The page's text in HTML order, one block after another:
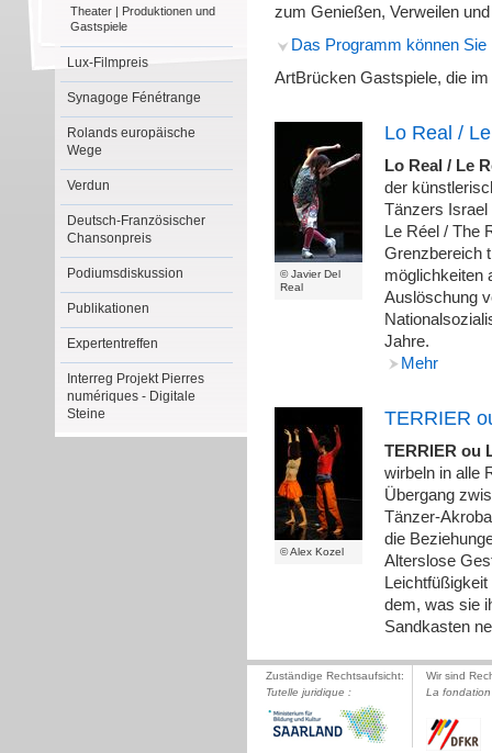
Theater | Produktionen und
Gastspiele
Lux-Filmpreis
Synagoge Fénétrange
Rolands europäische
Wege
Verdun
Deutsch-Französischer
Chansonpreis
Podiumsdiskussion
Publikationen
Expertentreffen
Interreg Projekt Pierres
numériques - Digitale
Steine
zum Genießen, Verweilen
Das Programm können Sie
ArtBrücken Gastspiele, die
© Javier Del
Real
Lo Real /
Lo Real / Le
der
Tänzers Israel
Le Réel / The
Grenzbereich
möglichkeiten
Auslöschung
Jahre.
Mehr
© Alex Kozel
TERRIER
TERRIER ou
wirbeln in alle
Übergang
Tänzer-
die
Alterslose
dem, was sie
Sandkasten
Zuständige Rechtsaufsicht:
Tutelle juridique :
Wir sind
La